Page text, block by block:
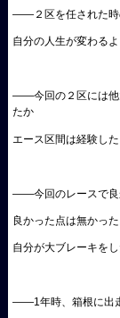
――２区を任された時
自分の人生が変わる
――今回の２区には他
たか
エース区間は経験し
――今回のレースで良
良かった点は無かった
自分が大ブレーキを
――1年時、箱根に出